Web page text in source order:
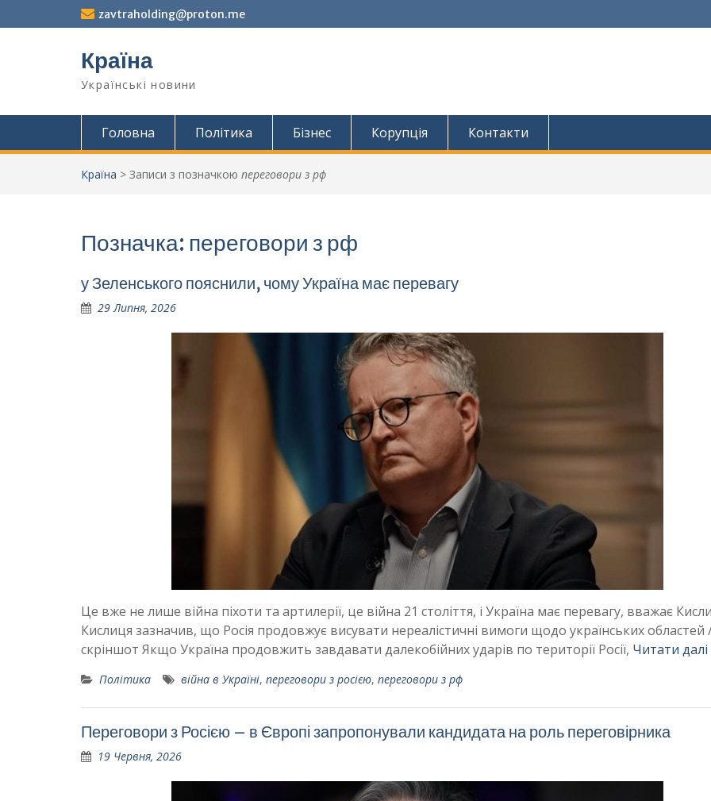
до
zavtraholding@proton.me
Країна
Українські новини
Головна Політика Бізнес Корупція Контакти
Країна > Записи з позначкою переговори з рф
Позначка: переговори з рф
у Зеленського пояснили, чому Україна має перевагу
29 Липня, 2026
Це вже не лише війна піхоти та артилерії, це війна 21 століття, і Україна має перевагу, вважає
Кислиця зазначив, що Росія продовжує висувати нереалістичні вимоги щодо українських областей
скріншот Якщо Україна продовжить завдавати далекобійних ударів по території Росії, Читати
Політика війна в Україні, переговори з росією, переговори з рф
Переговори з Росією – в Європі запропонували кандидата на роль переговірника
19 Червня, 2026